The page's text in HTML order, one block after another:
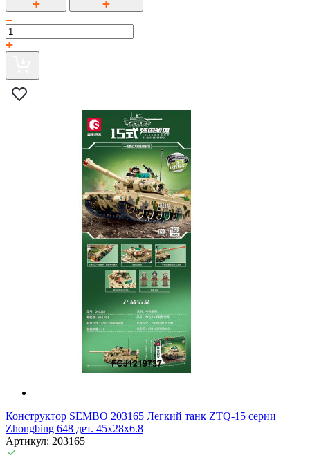
Конструктор SEMBO 203165 Легкий танк ZTQ-15 серии
Zhongbing 648 дет. 45х28х6.8
Артикул: 203165